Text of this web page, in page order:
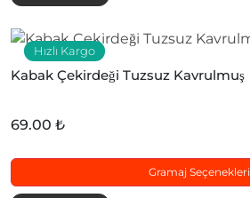
Hızlı Kargo
Kabak Çekirdeği Tuzsuz Kavrulmuş
69.00 ₺
Gramaj Seçenekleri